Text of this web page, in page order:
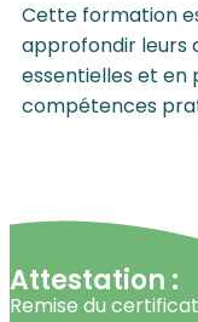
Cette formation
approfondir leurs
essentielles et
compétences
Attestation :
Remise du